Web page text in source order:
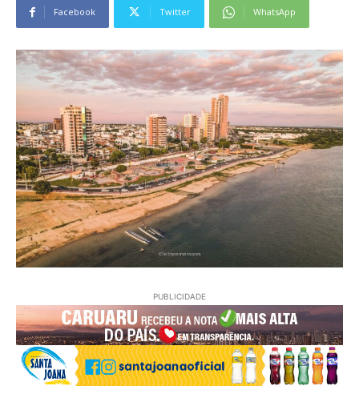
Facebook Twitter WhatsApp
PUBLICIDADE